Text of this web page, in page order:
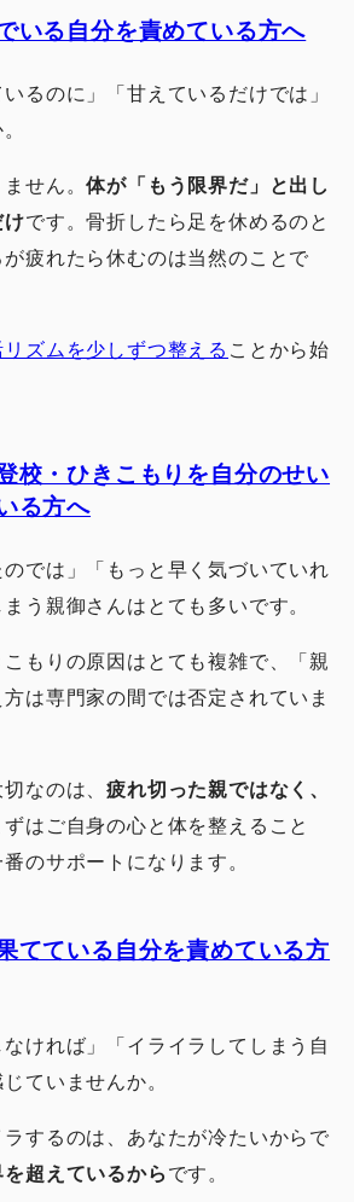
いる自分を責めている方へ
いるのに」「甘えているだけでは」
ません。体が「もう限界だ」と出し
けです。骨折したら足を休めるのと
疲れたら休むのは当然のことで
リズムを少しずつ整える ことから始
校・ひきこもりを自分のせい
る方へ
のでは」「もっと早く気づいていれ
う親御さんはとても多いです。
もりの原因はとても複雑で、「親
は専門家の間では否定されていま
切なのは、疲れ切った親ではなく、
ずはご自身の心と体を整えること
のサポートになります。
てている自分を責めている方
なければ」「イライラしてしまう自
ていませんか。
するのは、あなたが冷たいからで
を超えているから です。